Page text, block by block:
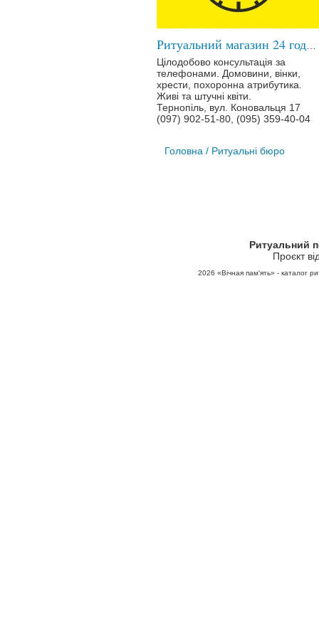
Цілодобово консультація за
телефонами. Домовини, вінки,
хрести, похоронна атрибутика.
Живі та штучні квіти.
Тернопіль, вул. Коновальця 17
(097) 902-51-80, (095) 359-40-04
Головна / Ритуальні бюро
Ритуальний
Проєкт
2026 «Вічная пам'ять» - каталог